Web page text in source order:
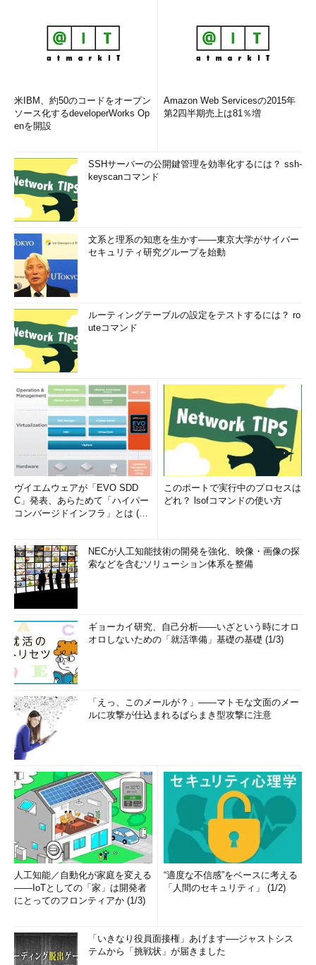
米IBM、約50のコードをオープン
ソース化するdeveloperWorks Op
enを開設
Amazon Web Servicesの2015年
第2四半期売上は81％増
SSHサーバーの公開鍵管理を効率化するには？ ssh-
keyscanコマンド
文系と理系の知恵を生かす――東京大学がサイバー
セキュリティ研究グループを始動
ルーティングテーブルの設定をテストするには？ ro
uteコマンド
ヴイエムウェアが「EVO SDD
C」発表、あらためて「ハイパー
コンバージドインフラ」とは (1/
このポートで実行中のプロセスは
どれ？ lsofコマンドの使い方
NECが人工知能技術の開発を強化、映像・画像の探
索などを含むソリューション体系を整備
ギョーカイ研究、自己分析――いざという時にオロ
オロしないための「就活準備」基礎の基礎 (1/3)
「えっ、このメールが？」――マトモな文面のメー
ルに攻撃が仕込まれるばらまき型攻撃に注意
人工知能／自動化が家庭を変える
――IoTとしての「家」は開発者
にとってのフロンティアか (1/3)
“適度な不信感”をベースに考える
「人間のセキュリティ」 (1/2)
「いきなり役員面接権」あげます──ジャストシス
テムから「挑戦状」が届きました